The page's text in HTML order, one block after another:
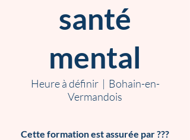
santé
mental
Heure à définir
  |
Bohain-en-
Vermandois
Cette formation est assurée par ???